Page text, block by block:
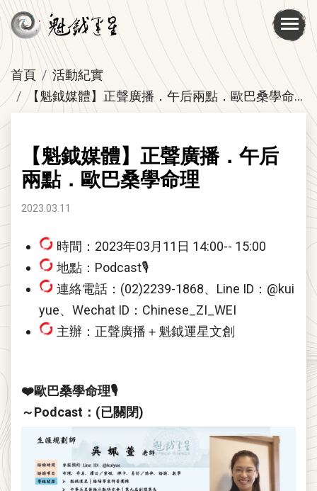
首頁
活動紀實
【魁鉞媒體】正聲廣播．午后兩點．歐巴桑學命理
【魁鉞媒體】正聲廣播．午后
兩點．歐巴桑學命理
2023.03.11
時間：2023年03月11日 14:00-- 15:00
地點：Podcast🎙
連絡電話：(02)2239-1868、Line ID：@kui
yue、Wechat ID：Chinese_ZI_WEI
主辦：正聲廣播＋魁鉞運星文創
❤️歐巴桑學命理🎙
～Podcast：(已關閉)